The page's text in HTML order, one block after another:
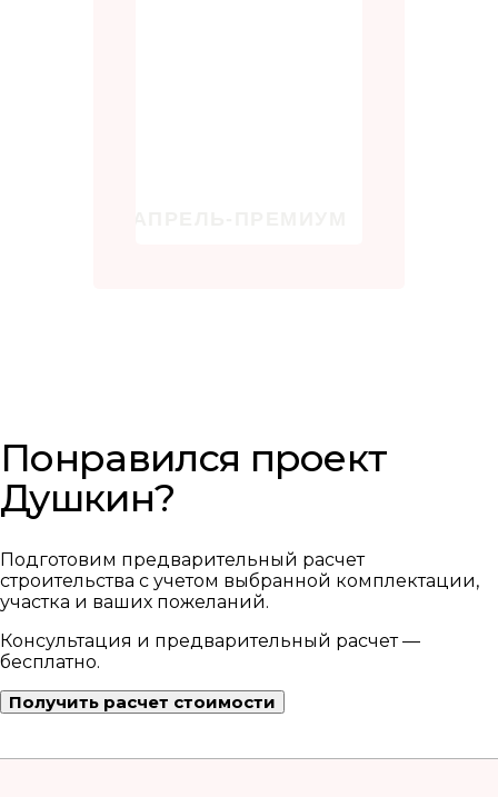
Понравился проект
Душкин?
Подготовим предварительный расчет
строительства с учетом выбранной комплектации,
участка и ваших пожеланий.
Консультация и предварительный расчет —
бесплатно.
Получить расчет стоимости